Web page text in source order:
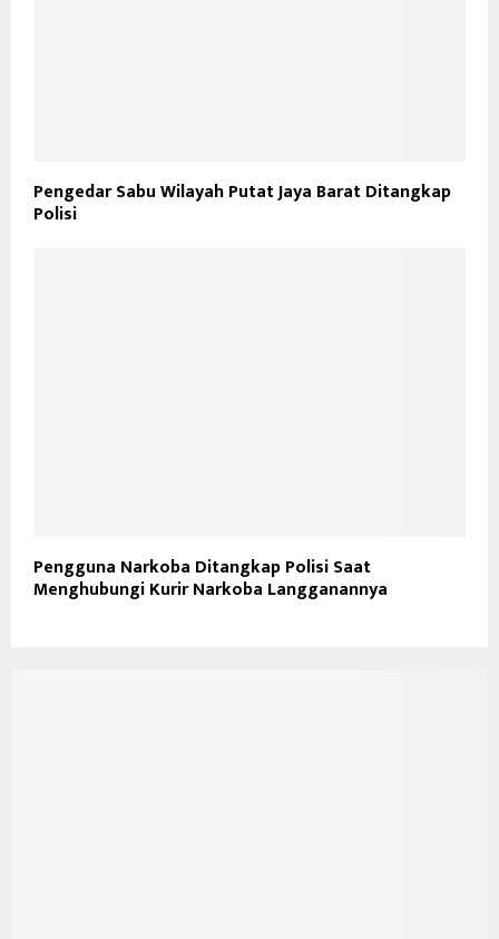
Pengedar Sabu Wilayah Putat Jaya Barat Ditangkap
Polisi
Pengguna Narkoba Ditangkap Polisi Saat
Menghubungi Kurir Narkoba Langganannya